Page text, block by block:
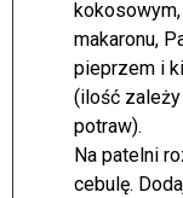
makaronu,
pieprzem i
(ilość
potraw).
Na patelni
cebulę.